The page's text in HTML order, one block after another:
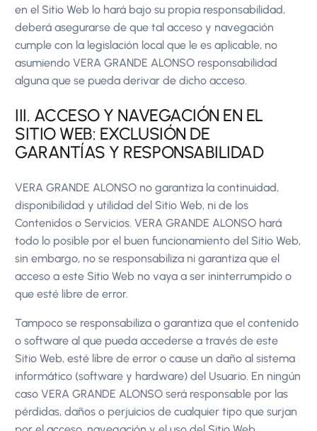
en el Sitio Web lo hará bajo su propia responsabilidad,
deberá asegurarse de que tal acceso y navegación
cumple con la legislación local que le es aplicable, no
asumiendo VERA GRANDE ALONSO responsabilidad
alguna que se pueda derivar de dicho acceso.
III. ACCESO Y NAVEGACIÓN EN EL
SITIO WEB: EXCLUSIÓN DE
GARANTÍAS Y RESPONSABILIDAD
VERA GRANDE ALONSO no garantiza la continuidad,
disponibilidad y utilidad del Sitio Web, ni de los
Contenidos o Servicios. VERA GRANDE ALONSO hará
todo lo posible por el buen funcionamiento del Sitio Web,
sin embargo, no se responsabiliza ni garantiza que el
acceso a este Sitio Web no vaya a ser ininterrumpido o
que esté libre de error.
Tampoco se responsabiliza o garantiza que el contenido
o software al que pueda accederse a través de este
Sitio Web, esté libre de error o cause un daño al sistema
informático (software y hardware) del Usuario. En ningún
caso VERA GRANDE ALONSO será responsable por las
pérdidas, daños o perjuicios de cualquier tipo que surjan